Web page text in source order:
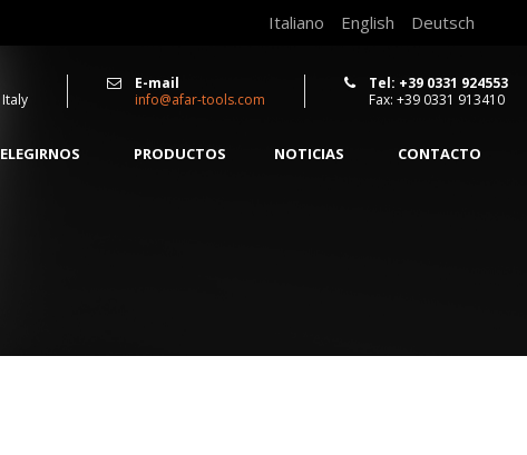
Italiano English Deutsch
E-mail
info@afar-tools.com
Tel: +39 0331 924553
Fax: +39 0331 913410
PRODUCTOS NOTICIAS CONTACTO